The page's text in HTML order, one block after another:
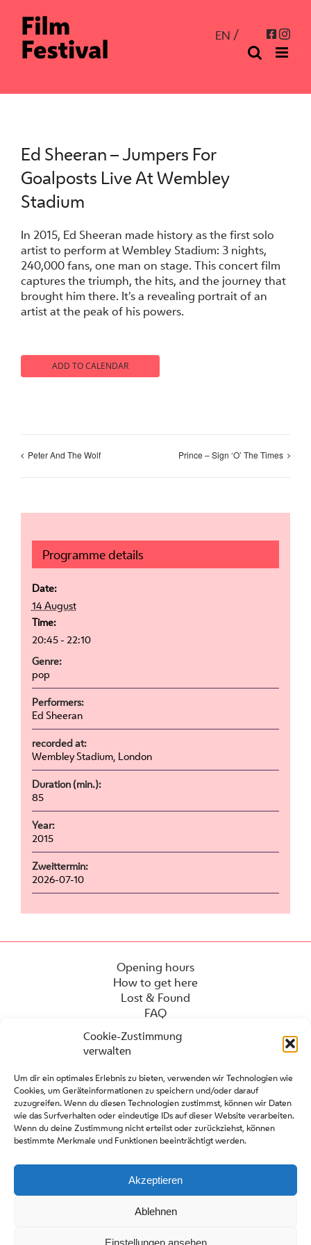
Cookie-Zustimmung
verwalten
Um dir ein optimales Erlebnis zu bieten, verwenden wir Technologien wie
Cookies, um Geräteinformationen zu speichern und/oder darauf
zuzugreifen. Wenn du diesen Technologien zustimmst, können wir Daten
wie das Surfverhalten oder eindeutige IDs auf dieser Website verarbeiten.
Wenn du deine Zustimmung nicht erteilst oder zurückziehst, können
bestimmte Merkmale und Funktionen beeinträchtigt werden.
Akzeptieren
Ablehnen
Einstellungen ansehen
content
EN
Ed Sheeran – Jumpers For
Goalposts Live At Wembley
Stadium
In 2015, Ed Sheeran made history as the first solo
artist to perform at Wembley Stadium: 3 nights,
240,000 fans, one man on stage. This concert film
captures the triumph, the hits, and the journey that
brought him there. It’s a revealing portrait of an
artist at the peak of his powers.
ADD TO CALENDAR
Peter And The Wolf Prince – Sign ‘O’ The Times
Programme details
Date:
14 August
Time:
20:45 - 22:10
Genre:
pop
Performers:
Ed Sheeran
recorded at:
Wembley Stadium, London
Duration (min.):
85
Year:
2015
Zweittermin:
2026-07-10
Opening hours
How to get here
Lost & Found
FAQ
Press
Contact
Partners
Site regulations